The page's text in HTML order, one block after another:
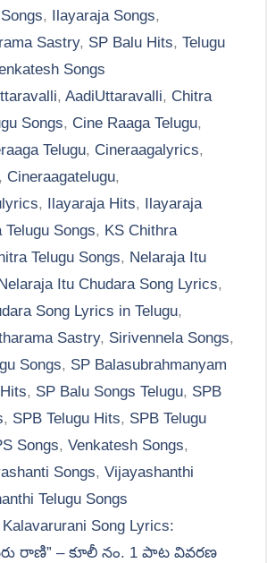
, Ilayaraja Songs,
Sastry, SP Balu Hits, Telugu
Songs
,AadiUttaravalli, Chitra
Songs, Cine Raaga Telugu,
Telugu, Cineraagalyrics,
, Cineraagatelugu,
, Ilayaraja Hits, Ilayaraja
Telugu Songs, KS Chithra
Telugu Songs, Nelaraja Itu
Itu Chudara Song Lyrics,
Song Lyrics in Telugu,
Sastry, Sirivennela Songs,
Songs, SP Balasubrahmanyam
, SP Balu Songs Telugu, SPB
, SPB Telugu Hits, SPB Telugu
Songs, Venkatesh Songs,
Songs, Vijayashanthi
Telugu Songs
Song Lyrics:
రాణి” – కూలీ నం. 1 పాట వివరణ